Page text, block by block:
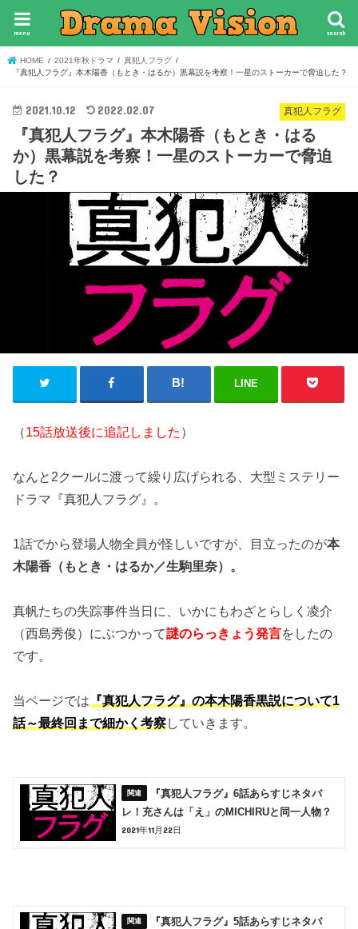
search
menu
HOME 2021年秋ドラマ
真犯人フラグ
『真犯人フラグ』本木陽香（もとき・はるか）黒幕説を考察！一星のストーカーで脅迫した？
真犯人フラグ
2021.10.12 2022.02.07
『真犯人フラグ』本木陽香（もとき・はる
か）黒幕説を考察！一星のストーカーで脅迫
した？
LINE
（15話放送後に追記しました ）
なんと2クールに渡って繰り広げられる、大型ミステリー
ドラマ『真犯人フラグ』。
1話でから登場人物全員が怪しいですが、目立ったのが本
木陽香（もとき・はるか／生駒里奈）。
真帆たちの失踪事件当日に、いかにもわざとらしく凌介
（西島秀俊）にぶつかって謎のらっきょう発言をしたの
です。
当ページでは 『真犯人フラグ』の本木陽香黒説について1
話～最終回まで細かく考察していきます。
『真犯人フラグ』6話あらすじネタバ
レ！充さんは「え」のMICHIRUと同一人物？
2021年11月22日
『真犯人フラグ』5話あらすじネタバ